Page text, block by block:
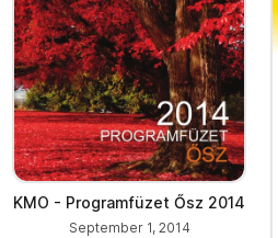
KMO - Programfüzet Ősz 2014
September 1, 2014